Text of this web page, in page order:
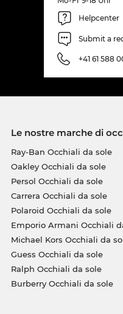
Helpcenter
Submit a
+41 61 588
Le nostre marche di
Ray-Ban Occhiali da sole
Oakley Occhiali da sole
Persol Occhiali da sole
Carrera Occhiali da sole
Polaroid Occhiali da sole
Emporio Armani Occhiali
Michael Kors Occhiali da
Guess Occhiali da sole
Ralph Occhiali da sole
Burberry Occhiali da sole